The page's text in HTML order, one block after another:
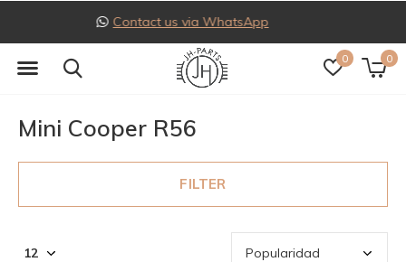
0 0
Follow us on Instagram
Mini Cooper R56
FILTER